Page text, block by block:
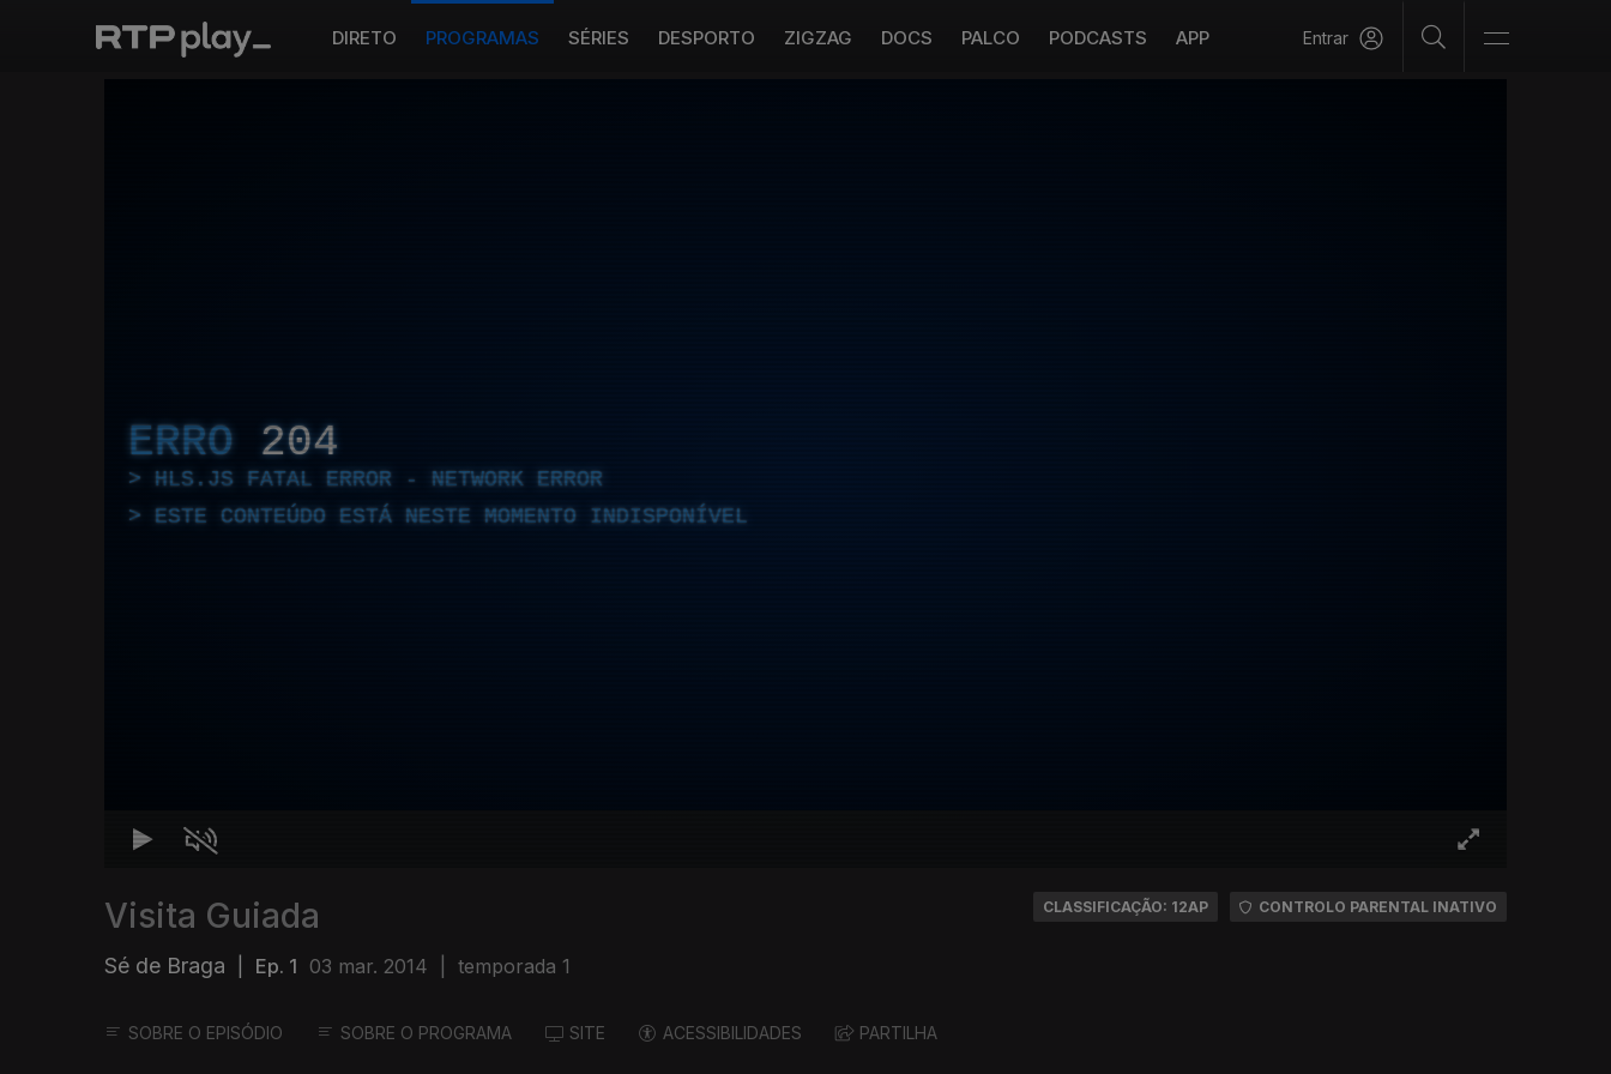
DIRETO PROGRAMAS SÉRIES DESPORTO ZIGZAG DOCS PALCO PODCASTS APP Entrar
ERRO 204
HLS.JS FATAL ERROR - NETWORK ERROR
ESTE CONTEÚDO ESTÁ NESTE MOMENTO INDISPONÍVEL
Visita Guiada
Sé de Braga Ep. 1 03 mar. 2014 temporada 1
CLASSIFICAÇÃO: 12AP CONTROLO PARENTAL INATIVO
SOBRE O EPISÓDIO SOBRE O PROGRAMA SITE ACESSIBILIDADES PARTILHA